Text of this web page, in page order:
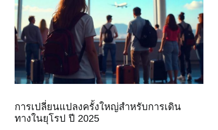
การเปลี่ยนแปลงครั้งใหญ่สำหรับการเดิน
ทางในยุโรป ปี 2025